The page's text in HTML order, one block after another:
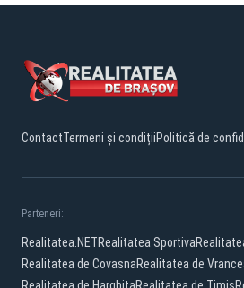
ContactTermeni și condițiiPolitică de
Parteneri:
Realitatea.NETRealitatea Sportiva
Realitatea de CovasnaRealitatea de
Realitatea de HarghitaRealitatea de Timis